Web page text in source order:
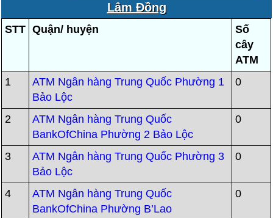
Lâm Đồng
STT Quận/ huyện
Số
cây
ATM
1
ATM Ngân hàng Trung Quốc Phường 1
Bảo Lộc
0
2
ATM Ngân hàng Trung Quốc
BankOfChina Phường 2 Bảo Lộc
0
3
ATM Ngân hàng Trung Quốc Phường 3
Bảo Lộc
0
4
ATM Ngân hàng Trung Quốc
BankOfChina Phường B’Lao
0